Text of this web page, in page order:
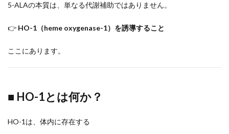
5-ALAの本質は、単なる代謝補助ではありません。
👉 HO-1（heme oxygenase-1）を誘導すること
ここにあります。
■ HO-1とは何か？
HO-1は、体内に存在する